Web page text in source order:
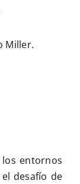
Miller.
entornos
desafío de